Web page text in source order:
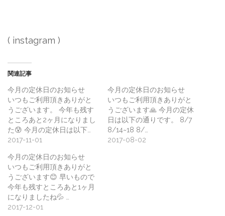
( instagram )
関連記事
今月の定休日のお知らせ
いつもご利用頂きありがと
うございます。 今年も残す
ところあと2ヶ月になりまし
た😰 今月の定休日は以下…
2017-11-01
今月の定休日のお知らせ
いつもご利用頂きありがと
うございます🙏 今月の定休
日は以下の通りです。 8/7
8/14~18 8/…
2017-08-02
今月の定休日のお知らせ
いつもご利用頂きありがと
うございます😊 早いもので
今年も残すところあと1ヶ月
になりましたね‪‪💦‬ …
2017-12-01